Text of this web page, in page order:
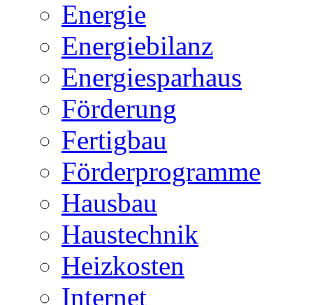
Energie
Energiebilanz
Energiesparhaus
Förderung
Fertigbau
Förderprogramme
Hausbau
Haustechnik
Heizkosten
Internet